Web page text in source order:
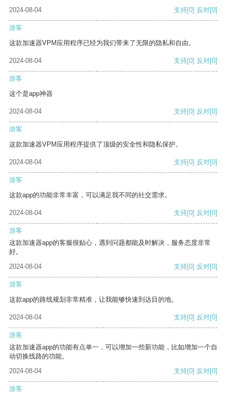
2024-08-04
支持[0] 反对[0]
游客
这款加速器VPM应用程序已经为我们带来了无限的隐私和自由。
2024-08-04 支持[0] 反对[0]
游客
这个是app神器
2024-08-04 支持[0] 反对[0]
游客
这款加速器VPM应用程序提供了顶级的安全性和隐私保护。
2024-08-04 支持[0] 反对[0]
游客
这款app的功能非常丰富，可以满足我不同的社交需求。
2024-08-04 支持[0] 反对[0]
游客
这款加速器app的客服很贴心，遇到问题都能及时解决，服务态度非常
好。
2024-08-04
支持[0] 反对[0]
游客
这款app的路线规划非常精准，让我能够快速到达目的地。
2024-08-04 支持[0] 反对[0]
游客
这款加速器app的功能有点单一，可以增加一些新功能，比如增加一个自
动切换线路的功能。
2024-08-04
支持[0] 反对[0]
游客